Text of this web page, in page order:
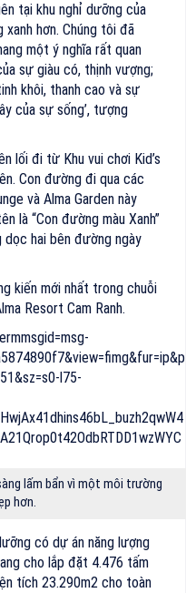
tại khu nghỉ dưỡng của
xanh hơn. Chúng tôi đã
một ý nghĩa rất quan
sự giàu có, thịnh vượng;
khôi, thanh cao và sự
của sự sống’, tượng
lối đi từ Khu vui chơi Kid’s
Con đường đi qua các
và Alma Garden này
là “Con đường màu Xanh”
hai bên đường ngày
kiến mới nhất trong chuỗi
Resort Cam Ranh.
lấm bẩn vì một môi trường
hơn.
có dự án năng lượng
cho lắp đặt 4.476 tấm
tích 23.290m2 cho toàn